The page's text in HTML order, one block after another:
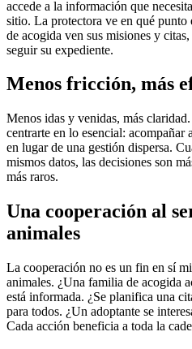
accede a la información que
sitio. La protectora ve en qué punto
de acogida ven sus misiones y
seguir su expediente.
Menos fricción, más
Menos idas y venidas, más
centrarte en lo esencial: acompañar
en lugar de una gestión dispersa.
mismos datos, las decisiones son
más raros.
Una cooperación al
animales
La cooperación no es un fin en sí
animales. ¿Una familia de acogida
está informada. ¿Se planifica una
para todos. ¿Un adoptante se
Cada acción beneficia a toda la